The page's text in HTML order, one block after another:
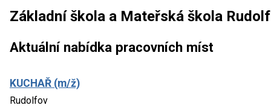
Základní škola a Mateřská škola
Aktuální nabídka pracovních míst
KUCHAŘ (m/ž)
Rudolfov